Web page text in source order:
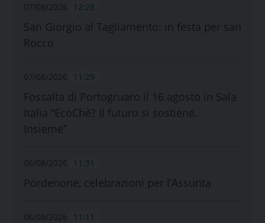
07/08/2026 12:28
San Giorgio al Tagliamento: in festa per san
Rocco
07/08/2026 11:29
Fossalta di Portogruaro il 16 agosto in Sala
Italia “EcoChè? Il futuro si sostiene.
Insieme”
06/08/2026 11:31
Pordenone, celebrazioni per l’Assunta
06/08/2026 11:11